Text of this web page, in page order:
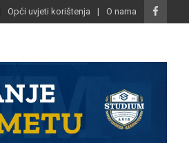
Opći uvjeti korištenja O nama